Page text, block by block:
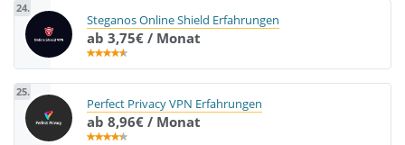
24.
Steganos Online Shield Erfahrungen
ab 3,75€ / Monat
25.
Perfect Privacy VPN Erfahrungen
ab 8,96€ / Monat